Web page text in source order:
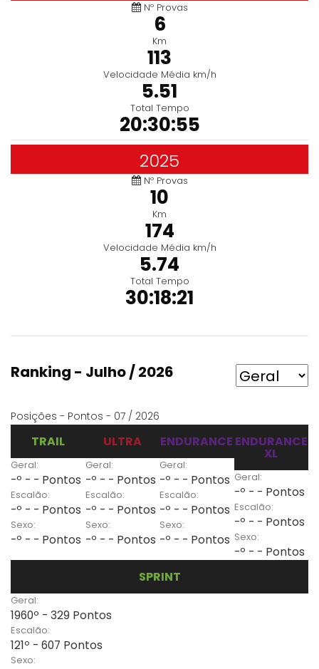
Nº Provas
6
Km
113
Velocidade Média km/h
5.51
Total Tempo
20:30:55
2025
Nº Provas
10
Km
174
Velocidade Média km/h
5.74
Total Tempo
30:18:21
Ranking - Julho / 2026
Posições - Pontos - 07 / 2026
TRAIL
Geral:
-º - - Pontos
Escalão:
-º - - Pontos
Sexo:
-º - - Pontos
ULTRA
Geral:
-º - - Pontos
Escalão:
-º - - Pontos
Sexo:
-º - - Pontos
ENDURANCE
Geral:
-º - - Pontos
Escalão:
-º - - Pontos
Sexo:
-º - - Pontos
ENDURANCE
XL
Geral:
-º - - Pontos
Escalão:
-º - - Pontos
Sexo:
-º - - Pontos
SPRINT
Geral:
1960º - 329 Pontos
Escalão:
121º - 607 Pontos
Sexo: